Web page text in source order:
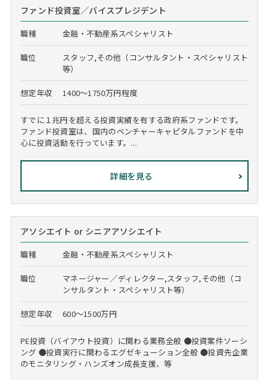
ファンド投資室／バイスプレジデント
職種 金融・不動産系スペシャリスト
職位
スタッフ,その他（コンサルタント・スペシャリスト
等）
想定年収 1400～1750万円程度
すでに１兆円を超える投資実績を有する政府系ファンドです。
ファンド投資室は、国内のベンチャーキャピタルファンドを中
心に投資活動を行っています。...
詳細を見る
アソシエイト or シニアアソシエイト
職種 金融・不動産系スペシャリスト
職位
マネージャー／ディレクター,スタッフ,その他（コ
ンサルタント・スペシャリスト等）
想定年収 600～1500万円
PE投資（バイアウト投資）に関わる業務全般 ●投資案件ソーシ
ング ●投資実行に関わるエグゼキューション全般 ●投資先企業
のモニタリング・ハンズオン成長支援、等